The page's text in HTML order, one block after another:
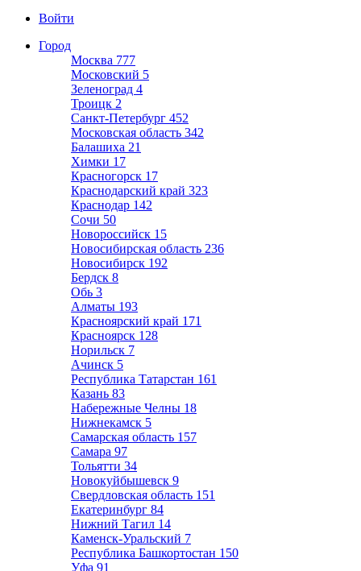
Войти
Город
Москва 777
Московский 5
Зеленоград 4
Троицк 2
Санкт-Петербург 452
Московская область 342
Балашиха 21
Химки 17
Красногорск 17
Краснодарский край 323
Краснодар 142
Сочи 50
Новороссийск 15
Новосибирская область 236
Новосибирск 192
Бердск 8
Обь 3
Алматы 193
Красноярский край 171
Красноярск 128
Норильск 7
Ачинск 5
Республика Татарстан 161
Казань 83
Набережные Челны 18
Нижнекамск 5
Самарская область 157
Самара 97
Тольятти 34
Новокуйбышевск 9
Свердловская область 151
Екатеринбург 84
Нижний Тагил 14
Каменск-Уральский 7
Республика Башкортостан 150
Уфа 91